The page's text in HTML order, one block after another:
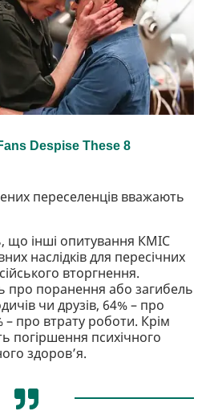
переселенців вважають
що інші опитування КМІС
наслідків для пересічних
вторгнення.
про поранення або загибель
чи друзів, 64% – про
– про втрату роботи. Крім
погіршення психічного
здоров’я.